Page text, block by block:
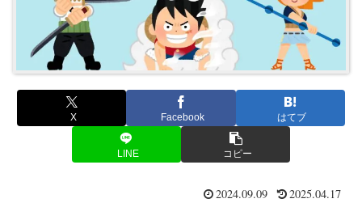
X Facebook はてブ
LINE コピー
2024.09.09 2025.04.17